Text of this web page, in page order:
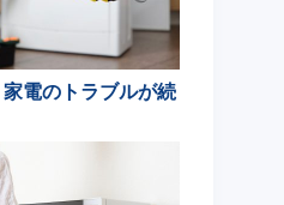
家電のトラブルが続